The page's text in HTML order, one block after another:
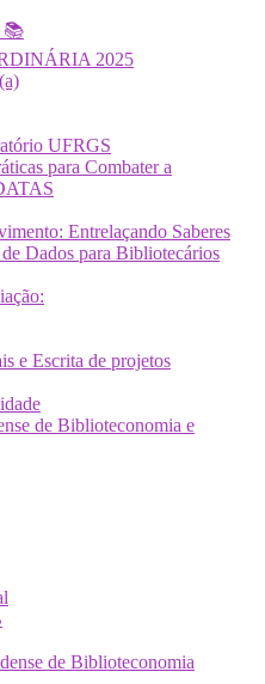
📚
2025
UFRGS
para Combater a
Entrelaçando Saberes
Dados para Bibliotecários
e Escrita de projetos
de Biblioteconomia e
de Biblioteconomia